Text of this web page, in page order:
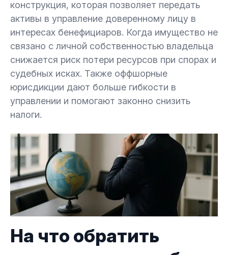
Что стоит знать перед регистрацией
2.1. Активы для передачи
2.2. Роли в структуре
2.3. Типы трастов
3. Кейс: траст на Невис — образец разумной
защиты капитала
3.1. Практический пример
4.
Ошибки при выборе юрисдикции: чего
следует избегать
конструкция, которая позволяет передать
активы в управление доверенному лицу в
интересах бенефициаров. Когда имущество не
связано с личной собственностью владельца
снижается риск потери ресурсов при спорах и
судебных исках. Также оффшорные
юрисдикции дают больше гибкости в
управлении и помогают законно снизить
налоги.
На что обратить